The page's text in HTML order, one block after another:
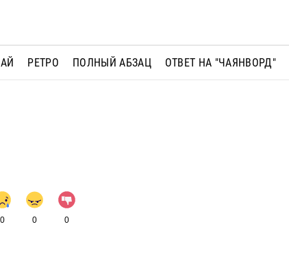
РЕТРО ПОЛНЫЙ АБЗАЦ ОТВЕТ НА "ЧАЯНВОРД"
0 0 0